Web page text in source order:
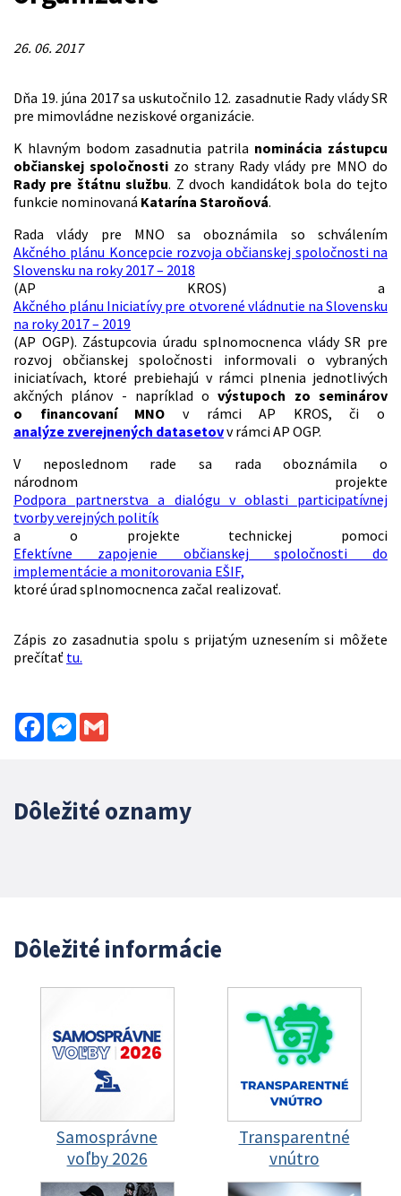
26. 06. 2017
Dňa 19. júna 2017 sa uskutočnilo 12. zasadnutie Rady vlády SR
pre mimovládne neziskové organizácie.
K hlavným bodom zasadnutia patrila nominácia zástupcu
občianskej spoločnosti zo strany Rady vlády pre MNO do
Rady pre štátnu službu. Z dvoch kandidátok bola do tejto
funkcie nominovaná Katarína Staroňová.
Rada vlády pre MNO sa oboznámila so schválením
Akčného plánu Koncepcie rozvoja občianskej spoločnosti na
Slovensku na roky 2017 – 2018
(AP KROS) a
Akčného plánu Iniciatívy pre otvorené vládnutie na Slovensku
na roky 2017 – 2019
(AP OGP). Zástupcovia úradu splnomocnenca vlády SR pre
rozvoj občianskej spoločnosti informovali o vybraných
iniciatívach, ktoré prebiehajú v rámci plnenia jednotlivých
akčných plánov - napríklad ovýstupoch zo seminárov
o financovaní MNO v rámci AP KROS, či o
analýze zverejnených datasetovv rámci AP OGP.
V neposlednom rade sa rada oboznámila o
národnom projekte
Podpora partnerstva a dialógu v oblasti participatívnej
tvorby verejných politík
a o projekte technickej pomoci
Efektívne zapojenie občianskej spoločnosti do
implementácie a monitorovania EŠIF,
ktoré úrad splnomocnenca začal realizovať.
Zápis zo zasadnutia spolu s prijatým uznesením si môžete
prečítať tu.
FacebookMessenger
Dôležité oznamy
Dôležité informácie
Samosprávne
voľby 2026
Transparentné
vnútro